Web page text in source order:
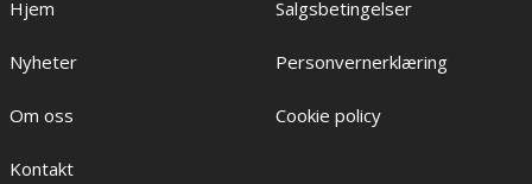
Hjem
Nyheter
Om oss
Kontakt
Salgsbetingelser
Personvernerklæring
Cookie policy